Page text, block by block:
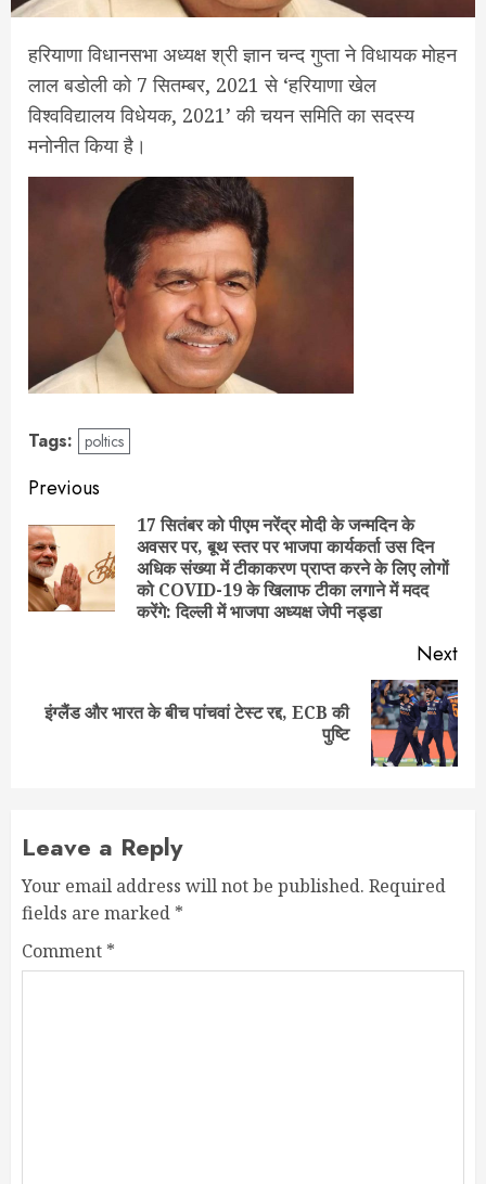
हरियाणा विधानसभा अध्यक्ष श्री ज्ञान चन्द गुप्ता ने विधायक मोहन
लाल बडोली को 7 सितम्बर, 2021 से ‘हरियाणा खेल
विश्वविद्यालय विधेयक, 2021’ की चयन समिति का सदस्य
मनोनीत किया है।
Tags: poltics
Post
navigation
Previous
17 सितंबर को पीएम नरेंद्र मोदी के जन्मदिन के
अवसर पर, बूथ स्तर पर भाजपा कार्यकर्ता उस दिन
अधिक संख्या में टीकाकरण प्राप्त करने के लिए लोगों
को COVID-19 के खिलाफ टीका लगाने में मदद
करेंगे: दिल्ली में भाजपा अध्यक्ष जेपी नड्डा
Next
Next
इंग्लैंड और भारत के बीच पांचवां टेस्ट रद्द, ECB की
पुष्टि
Leave a Reply
Your email address will not be published. Required
fields are marked *
Comment *